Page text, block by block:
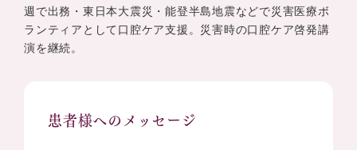
週で出務・東日本大震災・能登半島地震などで災害医療ボ
ランティアとして口腔ケア支援。災害時の口腔ケア啓発講
演を継続。
患者様へのメッセージ